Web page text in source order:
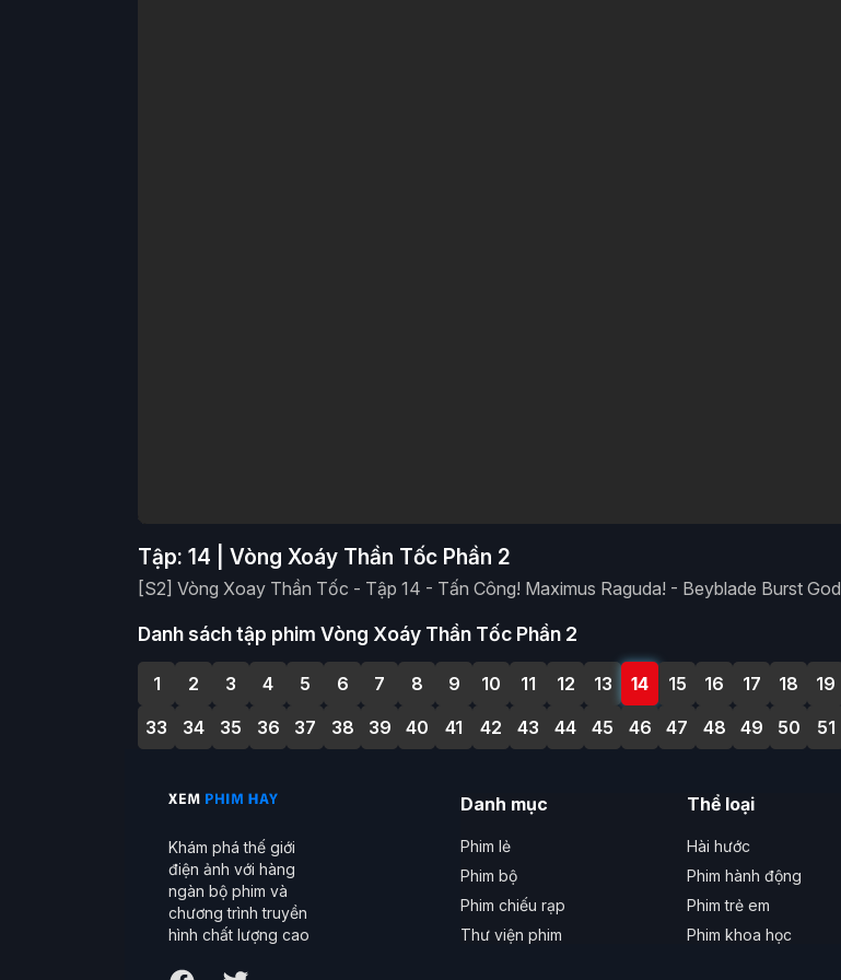
Tập: 14 | Vòng Xoáy Thần Tốc Phần 2
[S2] Vòng Xoay Thần Tốc - Tập 14 - Tấn Công! Maximus Raguda! - Beyblade Burst God
Danh sách tập phim Vòng Xoáy Thần Tốc Phần 2
1 2 3 4 5 6 7 8 9 10 11 12 13 14 15 16 17 18 19
33
34 35 36 37 38 39 40 41 42 43 44 45 46 47 48 49 50 51
Khám phá thế giới
điện ảnh với hàng
ngàn bộ phim và
chương trình truyền
hình chất lượng cao
Danh mục
Phim lẻ
Phim bộ
Phim chiếu rạp
Thư viện phim
Thể loại
Hài hước
Phim hành động
Phim trẻ em
Phim khoa học